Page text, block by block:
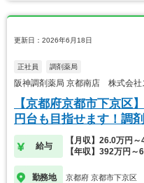
更新日：2026年6月18日
正社員 調剤薬局
阪神調剤薬局 京都南店 株式会社
【京都府京都市下京区
円台も目指せます！調
給与
【月収】26.0万円～
【年収】392万円～
勤務地 京都府 京都市下京区